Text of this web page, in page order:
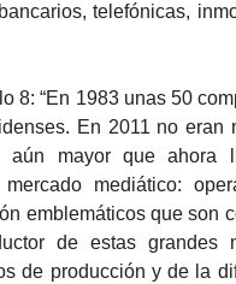
telefónicas,
8: “En 1983 unas 50
En 2011 no eran
aún mayor que ahora
mediático:
emblemáticos que son
de estas grandes
de producción y de la